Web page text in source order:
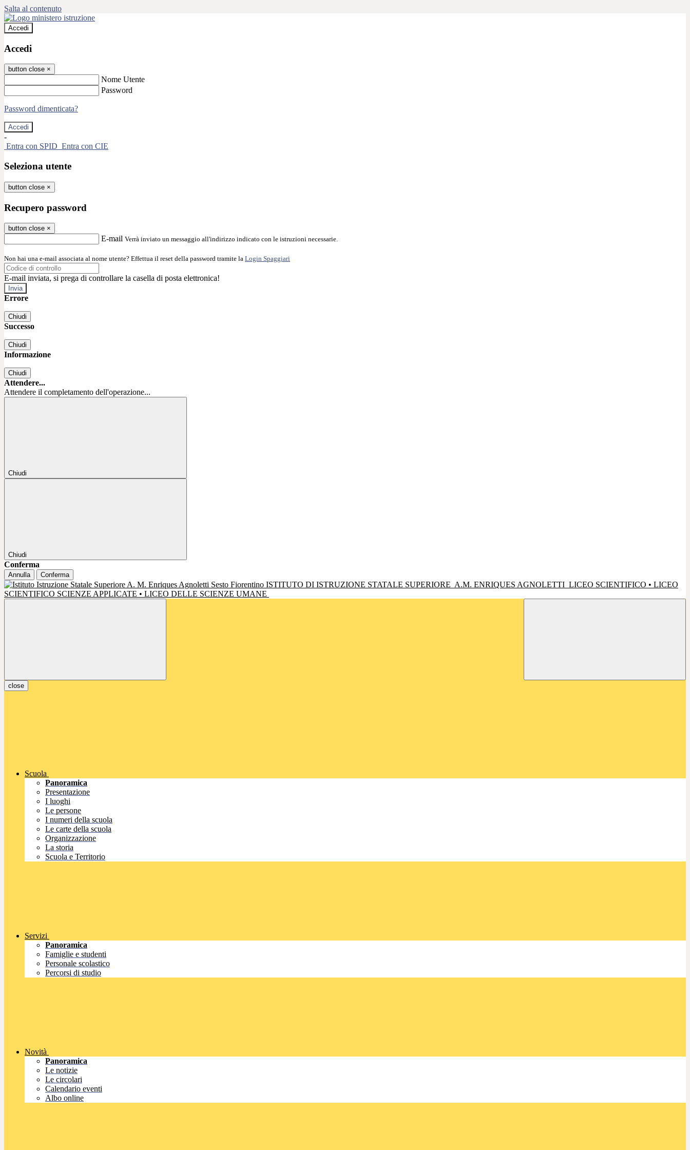
Salta al contenuto
Accedi
Accedi
button close ×
Nome Utente
Password
Password dimenticata?
-
Entra con SPID Entra con CIE
Seleziona utente
button close ×
Recupero password
button close ×
E-mail Verrà inviato un messaggio all'indirizzo indicato con le istruzioni necessarie.
Non hai una e-mail associata al nome utente? Effettua il reset della password tramite la Login Spaggiari
E-mail inviata, si prega di controllare la casella di posta elettronica!
Errore
Chiudi
Successo
Chiudi
Informazione
Chiudi
Attendere...
Attendere il completamento dell'operazione...
Chiudi
Chiudi
Conferma
Annulla Conferma
ISTITUTO DI ISTRUZIONE STATALE SUPERIORE A.M. ENRIQUES AGNOLETTI LICEO SCIENTIFICO • LICEO
SCIENTIFICO SCIENZE APPLICATE • LICEO DELLE SCIENZE UMANE
close
Scuola
Panoramica
Presentazione
I luoghi
Le persone
I numeri della scuola
Le carte della scuola
Organizzazione
La storia
Scuola e Territorio
Servizi
Panoramica
Famiglie e studenti
Personale scolastico
Percorsi di studio
Novità
Panoramica
Le notizie
Le circolari
Calendario eventi
Albo online